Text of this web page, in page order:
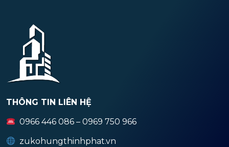
THÔNG TIN LIÊN HỆ
0966 446 086 – 0969 750 966
zukohungthinhphat.vn